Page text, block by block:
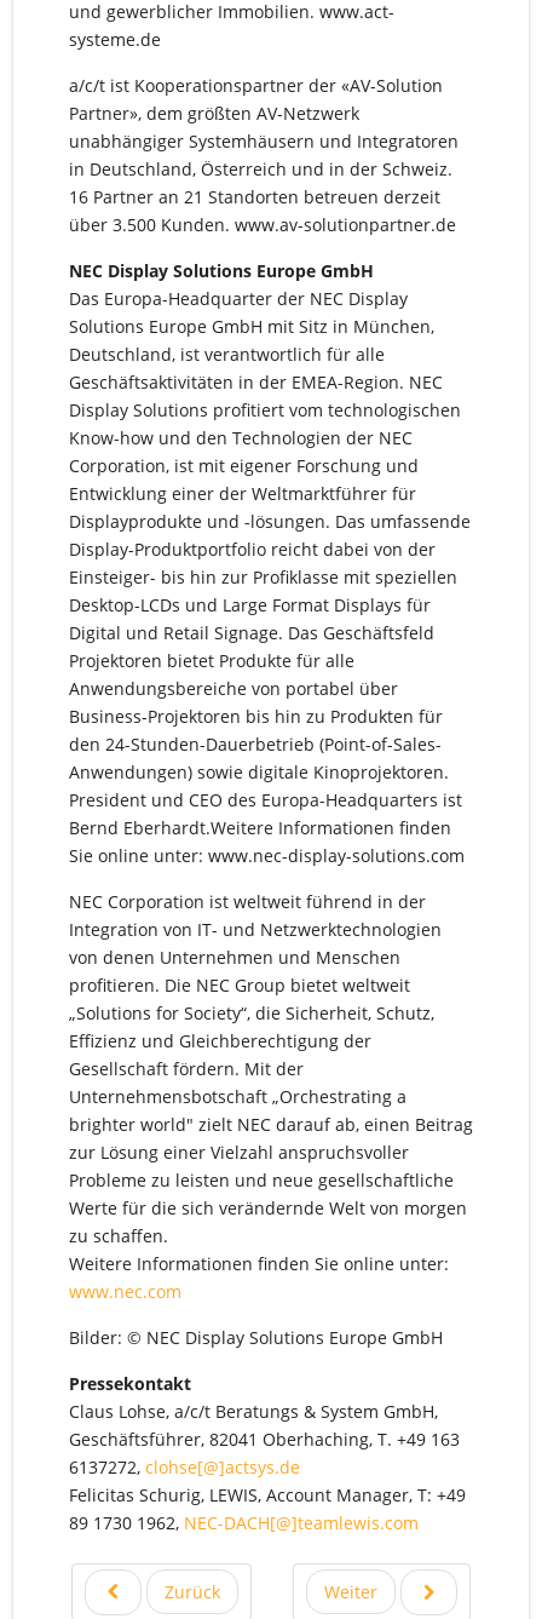
und gewerblicher Immobilien. www.act-
systeme.de
a/c/t ist Kooperationspartner der «AV-Solution
Partner», dem größten AV-Netzwerk
unabhängiger Systemhäusern und Integratoren
in Deutschland, Österreich und in der Schweiz.
16 Partner an 21 Standorten betreuen derzeit
über 3.500 Kunden. www.av-solutionpartner.de
NEC Display Solutions Europe GmbH
Das Europa-Headquarter der NEC Display
Solutions Europe GmbH mit Sitz in München,
Deutschland, ist verantwortlich für alle
Geschäftsaktivitäten in der EMEA-Region. NEC
Display Solutions profitiert vom technologischen
Know-how und den Technologien der NEC
Corporation, ist mit eigener Forschung und
Entwicklung einer der Weltmarktführer für
Displayprodukte und -lösungen. Das umfassende
Display-Produktportfolio reicht dabei von der
Einsteiger- bis hin zur Profiklasse mit speziellen
Desktop-LCDs und Large Format Displays für
Digital und Retail Signage. Das Geschäftsfeld
Projektoren bietet Produkte für alle
Anwendungsbereiche von portabel über
Business-Projektoren bis hin zu Produkten für
den 24-Stunden-Dauerbetrieb (Point-of-Sales-
Anwendungen) sowie digitale Kinoprojektoren.
President und CEO des Europa-Headquarters ist
Bernd Eberhardt.Weitere Informationen finden
Sie online unter: www.nec-display-solutions.com
NEC Corporation ist weltweit führend in der
Integration von IT- und Netzwerktechnologien
von denen Unternehmen und Menschen
profitieren. Die NEC Group bietet weltweit
„Solutions for Society“, die Sicherheit, Schutz,
Effizienz und Gleichberechtigung der
Gesellschaft fördern. Mit der
Unternehmensbotschaft „Orchestrating a
brighter world" zielt NEC darauf ab, einen Beitrag
zur Lösung einer Vielzahl anspruchsvoller
Probleme zu leisten und neue gesellschaftliche
Werte für die sich verändernde Welt von morgen
zu schaffen.
Weitere Informationen finden Sie online unter:
www.nec.com
Bilder: © NEC Display Solutions Europe GmbH
Pressekontakt
Claus Lohse, a/c/t Beratungs & System GmbH,
Geschäftsführer, 82041 Oberhaching, T. +49 163
6137272, clohse[@]actsys.de
Felicitas Schurig, LEWIS, Account Manager, T: +49
89 1730 1962, NEC-DACH[@]teamlewis.com
Zurück Weiter